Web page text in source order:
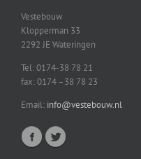
Vestebouw
Klopperman 33
2292 JE Wateringen
Tel: 0174-38 78 21
fax: 0174 –38 78 23
Email: info@vestebouw.nl